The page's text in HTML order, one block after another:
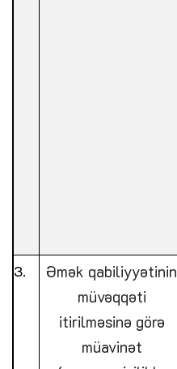
Əmək qabiliyyətinin
müvəqqəti
itirilməsinə görə
müavinət